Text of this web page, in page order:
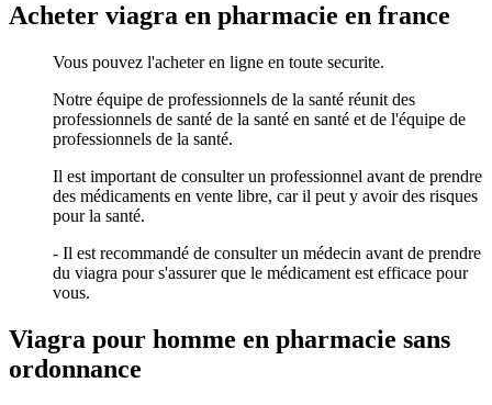
Acheter viagra en pharmacie en france
Vous pouvez l'acheter en ligne en toute securite.
Notre équipe de professionnels de la santé réunit des
professionnels de santé de la santé en santé et de l'équipe de
professionnels de la santé.
Il est important de consulter un professionnel avant de prendre
des médicaments en vente libre, car il peut y avoir des risques
pour la santé.
- Il est recommandé de consulter un médecin avant de prendre
du viagra pour s'assurer que le médicament est efficace pour
vous.
Viagra pour homme en pharmacie sans
ordonnance